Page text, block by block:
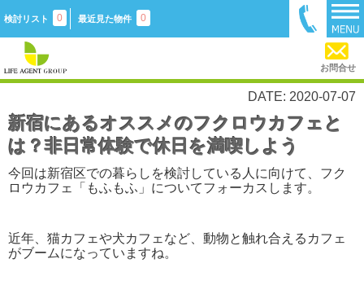
検討リスト 0 最近見た物件 0
お問合せ
DATE: 2020-07-07
新宿にあるオススメのフクロウカフェと
は？非日常体験で休日を満喫しよう
今回は新宿区での暮らしを検討している人に向けて、フク
ロウカフェ「もふもふ」についてフォーカスします。
近年、猫カフェや犬カフェなど、動物と触れ合えるカフェ
がブームになっていますね。